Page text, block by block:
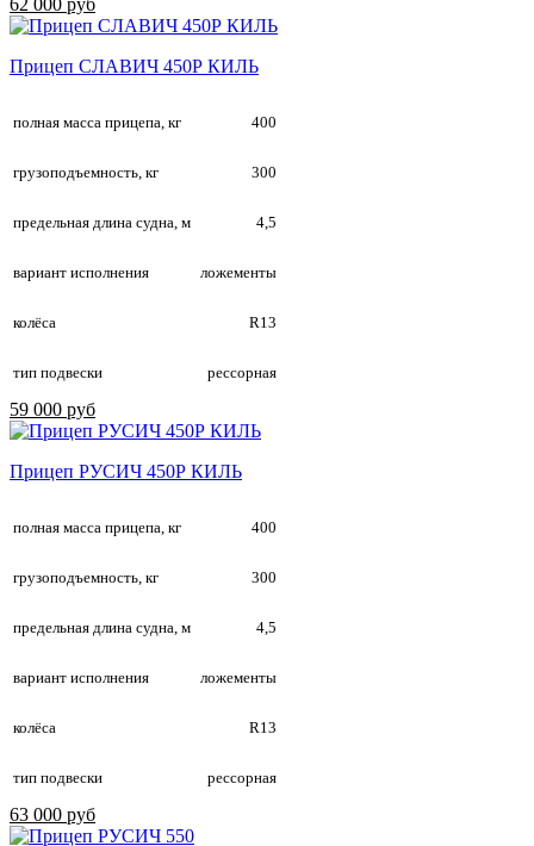
Прицеп СЛАВИЧ 450Р КИЛЬ
полная масса прицепа, кг 400
грузоподъемность, кг 300
предельная длина судна, м 4,5
вариант исполнения ложементы
колёса R13
тип подвески рессорная
59 000 руб
Прицеп РУСИЧ 450Р КИЛЬ
полная масса прицепа, кг 400
грузоподъемность, кг 300
предельная длина судна, м 4,5
вариант исполнения ложементы
колёса R13
тип подвески рессорная
63 000 руб